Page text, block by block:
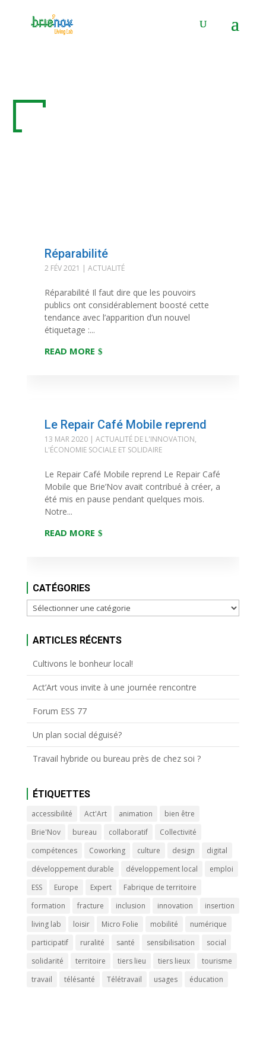
Réparabilité
2 FÉV 2021 | ACTUALITÉ
Réparabilité Il faut dire que les pouvoirs
publics ont considérablement boosté cette
tendance avec l’apparition d’un nouvel
étiquetage :...
READ MORE
Le Repair Café Mobile reprend
13 MAR 2020| ACTUALITÉ DE L'INNOVATION,
L'ÉCONOMIE SOCIALE ET SOLIDAIRE
Le Repair Café Mobile reprend Le Repair Café
Mobile que Brie’Nov avait contribué à créer, a
été mis en pause pendant quelques mois.
Notre...
READ MORE
CATÉGORIES
Catégories
ARTICLES RÉCENTS
Cultivons le bonheur local!
Act’Art vous invite à une journée rencontre
Forum ESS 77
Un plan social déguisé?
Travail hybride ou bureau près de chez soi ?
ÉTIQUETTES
accessibilité Act'Art animation
bien être
Brie'Nov
bureau collaboratif
Collectivité
compétences
Coworking culture design
digital
développement durable
développement local
emploi
ESS
Europe Expert
Fabrique de territoire
formation
fracture inclusion innovation
insertion
living lab
loisir Micro Folie mobilité
numérique
participatif
ruralité santé sensibilisation
social
solidarité
territoire tiers lieu tiers lieux
tourisme
travail
télésanté Télétravail usages éducation